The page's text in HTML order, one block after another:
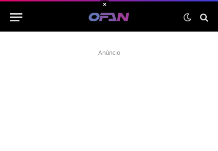
Anúncio
×